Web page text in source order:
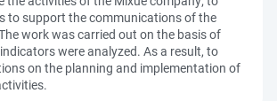
to support the communications of the
work was carried out on the basis of
were analyzed. As a result, to
on the planning and implementation of